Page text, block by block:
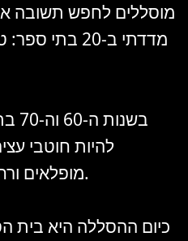
מוסללים לחפש תשובה
מדדתי ב-20
להיות חוטבי
מופלאים ורחוקים שנות אור לטובה) עדיין מנסים להתמודד איתם.
כיום ההסללה היא בית